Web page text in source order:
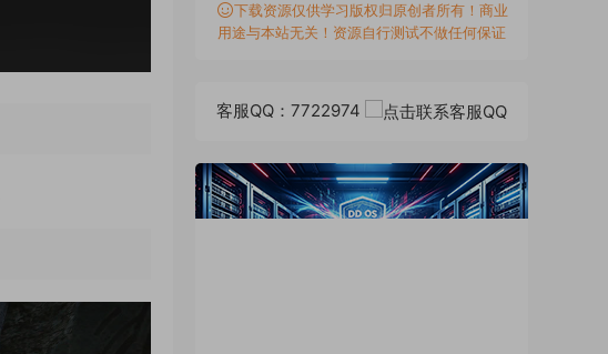
下载资源仅供学习版权归原创者所有！商业
用途与本站无关！资源自行测试不做任何保证
客服QQ：7722974